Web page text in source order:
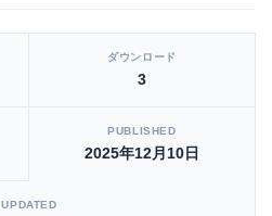
ダウンロード
3
PUBLISHED
2025年12月10日
UPDATED